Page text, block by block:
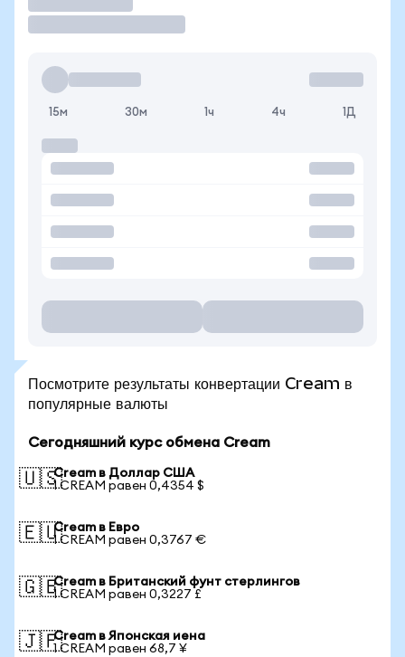
15м 30м 1ч 4ч 1Д
Посмотрите результаты конвертации Cream в
популярные валюты
Сегодняшний курс обмена Cream
🇺🇸Cream в Доллар США
1 CREAM равен 0,4354 $
🇪🇺Cream в Евро
1 CREAM равен 0,3767 €
🇬🇧Cream в Британский фунт стерлингов
1 CREAM равен 0,3227 £
🇯🇵Cream в Японская иена
1 CREAM равен 68,7 ¥